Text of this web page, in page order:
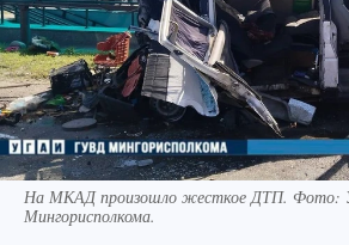
На МКАД произошло жесткое ДТП.
Мингорисполкома.